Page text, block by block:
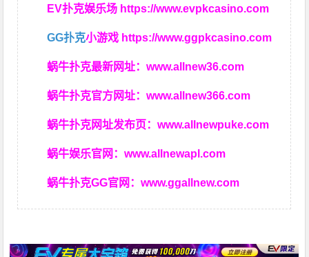
EV扑克娱乐场 https://www.evpkcasino.com
GG扑克小游戏 https://www.ggpkcasino.com
蜗牛扑克最新网址：www.allnew36.com
蜗牛扑克官方网址：www.allnew366.com
蜗牛扑克网址发布页：www.allnewpuke.com
蜗牛娱乐官网：www.allnewapl.com
蜗牛扑克GG官网：www.ggallnew.com